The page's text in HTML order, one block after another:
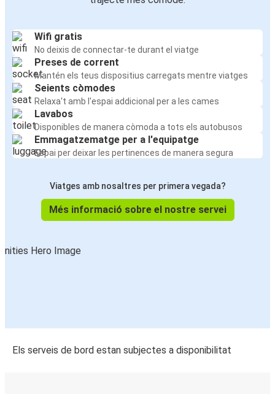
Wifi gratis
No deixis de connectar-te durant el viatge
Preses de corrent
Mantén els teus dispositius carregats mentre viatges
Seients còmodes
Relaxa't amb l'espai addicional per a les cames
Lavabos
Disponibles de manera còmoda a tots els autobusos
Emmagatzematge per a l'equipatge
Espai per deixar les pertinences de manera segura
Viatges amb nosaltres per primera vegada?
Més informació sobre el nostre servei
Els serveis de bord estan subjectes a disponibilitat